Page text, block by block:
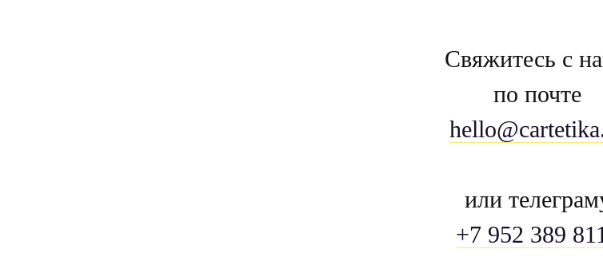
Свяжитесь с
по почте
или
+7 952 389